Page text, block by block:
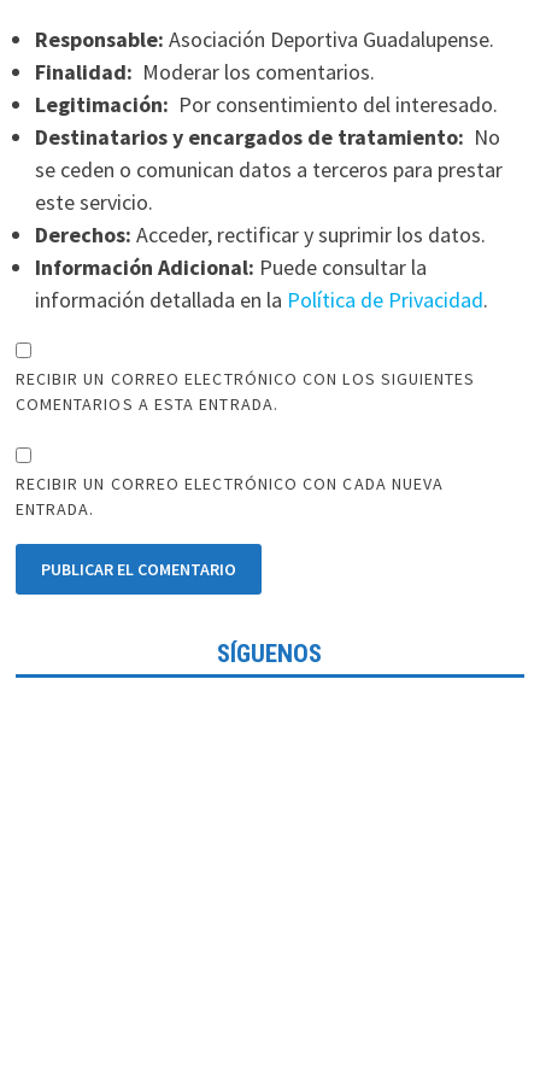
Responsable: Asociación Deportiva Guadalupense.
Finalidad: Moderar los comentarios.
Legitimación: Por consentimiento del interesado.
Destinatarios y encargados de tratamiento: No
se ceden o comunican datos a terceros para prestar
este servicio.
Derechos: Acceder, rectificar y suprimir los datos.
Información Adicional: Puede consultar la
información detallada en la Política de Privacidad.
RECIBIR UN CORREO ELECTRÓNICO CON LOS SIGUIENTES
COMENTARIOS A ESTA ENTRADA.
RECIBIR UN CORREO ELECTRÓNICO CON CADA NUEVA
ENTRADA.
SÍGUENOS